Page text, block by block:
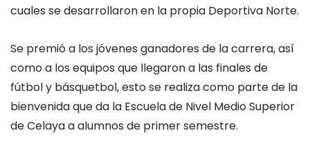
cuales se desarrollaron en la propia Deportiva Norte.
Se premió a los jóvenes ganadores de la carrera, así
como a los equipos que llegaron a las finales de
fútbol y básquetbol, esto se realiza como parte de la
bienvenida que da la Escuela de Nivel Medio Superior
de Celayaa alumnos de primer semestre.